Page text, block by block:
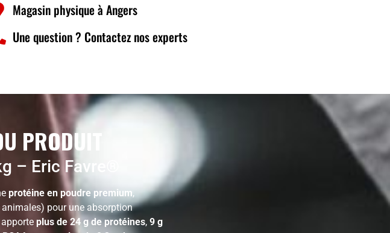
Magasin physique à Angers
Une question ? Contactez nos experts
PRODUIT
– Eric Favre®
protéine en poudre premium,
animales) pour une absorption
plus de 24 g de protéines, 9 g